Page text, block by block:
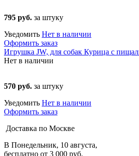
795 руб. за штуку
Уведомить Нет в наличии
Оформить заказ
Игрушка JW, для собак Курица с
Нет в наличии
570 руб. за штуку
Уведомить Нет в наличии
Оформить заказ
Доставка по Москве
В Понедельник, 10 августа,
бесплатно от 3 000 руб.